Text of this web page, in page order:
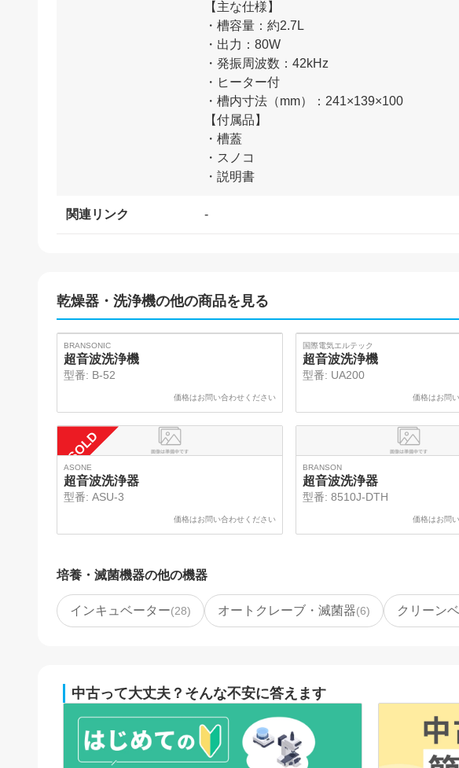
【主な仕様】
・槽容量：約2.7L
・出力：80W
・発振周波数：42kHz
・ヒーター付
・槽内寸法（mm）：241×139×100
【付属品】
・槽蓋
・スノコ
関連リンク -
乾燥器・洗浄機の他の商品を見る
BRANSONIC
超音波洗浄機
型番: B-52
価格はお問い合わせください
SOLD
国際電気エルテック
超音波洗浄機
型番: UA200
価格はお問
SOLD
ASONE
超音波洗浄器
型番: ASU-3
価格はお問い合わせください
BRANSON
超音波洗浄器
型番: 8510J-DTH
価格はお問
培養・滅菌機器の他の機器
インキュベーター(28) オートクレーブ・滅菌器(6) クリーン
中古って大丈夫？そんな不安に答えます